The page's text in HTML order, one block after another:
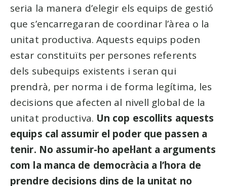
seria la manera d’elegir els equips de gestió
que s’encarregaran de coordinar l’àrea o la
unitat productiva. Aquests equips poden
estar constituïts per persones referents
dels subequips existents i seran qui
prendrà, per norma i de forma legítima, les
decisions que afecten al nivell global de la
unitat productiva. Un cop escollits aquests
equips cal assumir el poder que passen a
tenir. No assumir-ho apel·lant a arguments
com la manca de democràcia a l’hora de
prendre decisions dins de la unitat no